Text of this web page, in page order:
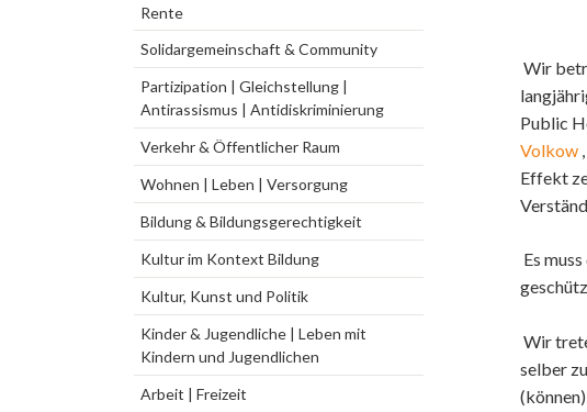
Wir
Public
Volkow
Effekt
Es
Wir
selber
Rente
Solidargemeinschaft & Community
Partizipation | Gleichstellung |
Antirassismus | Antidiskriminierung
Verkehr & Öffentlicher Raum
Wohnen | Leben | Versorgung
Bildung & Bildungsgerechtigkeit
Kultur im Kontext Bildung
Kultur, Kunst und Politik
Kinder & Jugendliche | Leben mit
Kindern und Jugendlichen
Arbeit | Freizeit